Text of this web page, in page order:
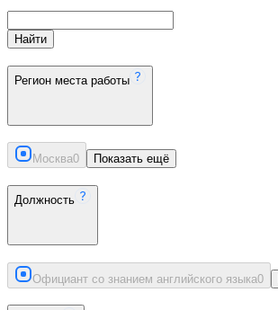
Найти
Регион места работы
Москва0 Показать ещё
Должность
Официант со знанием английского языка0